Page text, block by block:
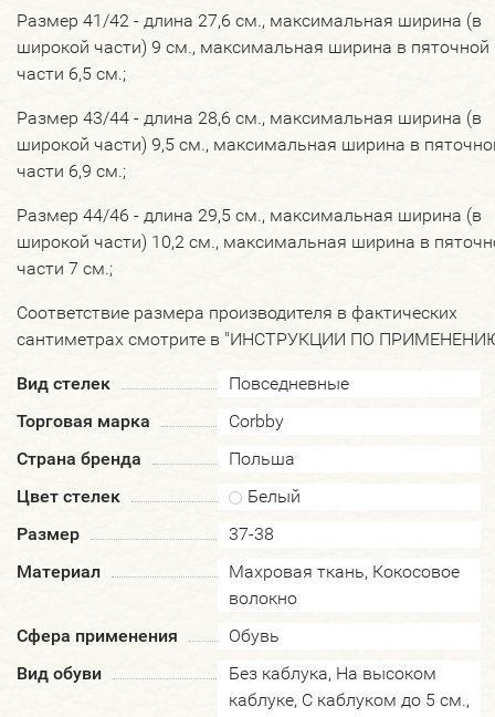
Размер 41/42 - длина 27,6 см., максимальная ширина (в
широкой части) 9 см., максимальная ширина в пяточной
части 6,5 см.;
Размер 43/44 - длина 28,6 см., максимальная ширина (в
широкой части) 9,5 см., максимальная ширина в
части 6,9 см.;
Размер 44/46 - длина 29,5 см., максимальная ширина (в
широкой части) 10,2 см., максимальная ширина в
части 7 см.;
Соответствие размера производителя в фактических
сантиметрах смотрите в "ИНСТРУКЦИИ ПО
Вид стелек
Повседневные
Торговая марка
Corbby
Страна бренда
Польша
Цвет стелек
Белый
Размер
37-38
Материал
Махровая ткань, Кокосовое
волокно
Сфера применения
Обувь
Вид обуви
Без каблука, На высоком
каблуке, С каблуком до 5 см.,